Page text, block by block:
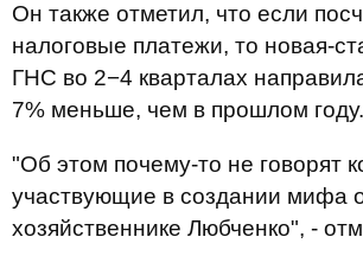
Он также отметил, что если
налоговые платежи, то новая-
ГНС во 2−4 кварталах
7% меньше, чем в прошлом году.
"Об этом почему-то не говорят
участвующие в создании мифа
хозяйственнике Любченко", -